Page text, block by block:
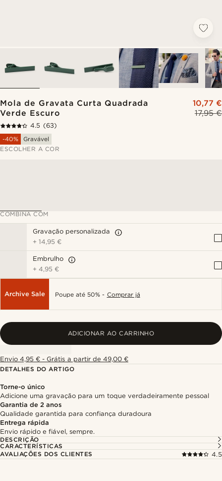
Mola de Gravata Curta Quadrada
Verde Escuro
17,95 €
10,77 €
4.5 (63)
-40%
Gravável
ESCOLHER A COR
COMBINA COM
Gravação personalizada
+14,95 €
Embrulho
+4,95 €
Archive Sale Poupe até 50% - Comprar já
ADICIONAR AO CARRINHO
Envio 4,95 € - Grátis a partir de 49,00 €
DETALHES DO ARTIGO
Torne-o único
Adicione uma gravação para um toque verdadeiramente pessoal
Garantia de 2 anos
Qualidade garantida para confiança duradoura
Entrega rápida
Envio rápido e fiável, sempre.
DESCRIÇÃO
CARACTERÍSTICAS
AVALIAÇÕES DOS CLIENTES
4.5